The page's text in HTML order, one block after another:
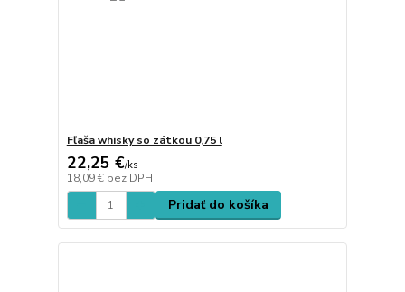
Fľaša whisky so zátkou 0,75 l
22,25 €/ks
18,09 € bez DPH
Pridať do košíka